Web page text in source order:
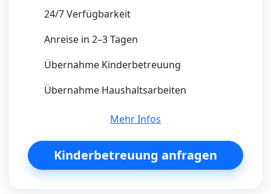
24/7 Verfügbarkeit
Anreise in 2–3 Tagen
Übernahme Kinderbetreuung
Übernahme Haushaltsarbeiten
Mehr Infos
Kinderbetreuung anfragen